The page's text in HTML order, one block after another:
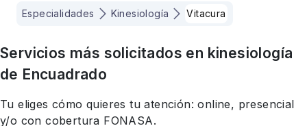
Especialidades Kinesiología Vitacura
Servicios más solicitados en kinesiología
de Encuadrado
Tu eliges cómo quieres tu atención: online, presencial
y/o con cobertura FONASA.